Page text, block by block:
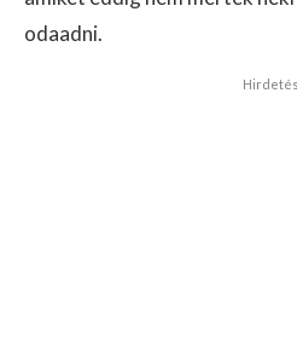
odaadni.
Hirdetés